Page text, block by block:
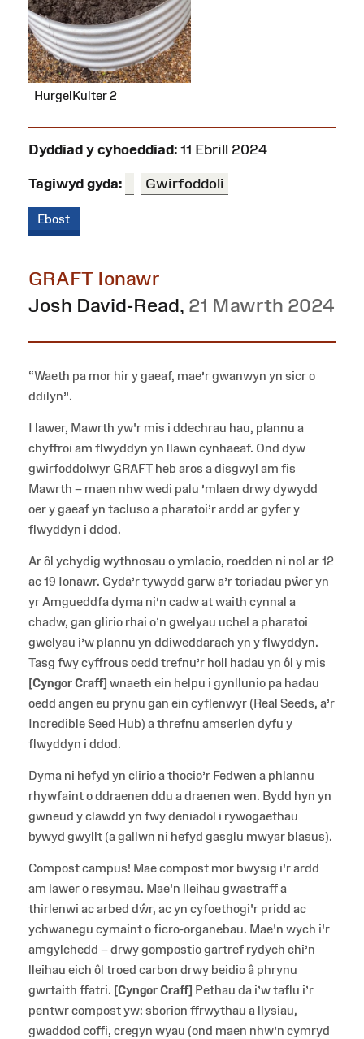
HurgelKulter 2
Dyddiad y cyhoeddiad: 11 Ebrill 2024
Tagiwyd gyda: Gwirfoddoli
Ebost
GRAFT Ionawr
Josh David-Read, 21 Mawrth 2024
“Waeth pa mor hir y gaeaf, mae’r gwanwyn yn sicr o
ddilyn”.
I lawer, Mawrth yw'r mis i ddechrau hau, plannu a
chyffroi am flwyddyn yn llawn cynhaeaf. Ond dyw
gwirfoddolwyr GRAFT heb aros a disgwyl am fis
Mawrth – maen nhw wedi palu ’mlaen drwy dywydd
oer y gaeaf yn tacluso a pharatoi’r ardd ar gyfer y
flwyddyn i ddod.
Ar ôl ychydig wythnosau o ymlacio, roedden ni nol ar 12
ac 19 Ionawr. Gyda’r tywydd garw a’r toriadau pŵer yn
yr Amgueddfa dyma ni’n cadw at waith cynnal a
chadw, gan glirio rhai o’n gwelyau uchel a pharatoi
gwelyau i’w plannu yn ddiweddarach yn y flwyddyn.
Tasg fwy cyffrous oedd trefnu’r holl hadau yn ôl y mis
[Cyngor Craff] wnaeth ein helpu i gynllunio pa hadau
oedd angen eu prynu gan ein cyflenwyr (Real Seeds, a’r
Incredible Seed Hub) a threfnu amserlen dyfu y
flwyddyn i ddod.
Dyma ni hefyd yn clirio a thocio’r Fedwen a phlannu
rhywfaint o ddraenen ddu a draenen wen. Bydd hyn yn
gwneud y clawdd yn fwy deniadol i rywogaethau
bywyd gwyllt (a gallwn ni hefyd gasglu mwyar blasus).
Compost campus! Mae compost mor bwysig i'r ardd
am lawer o resymau. Mae'n lleihau gwastraff a
thirlenwi ac arbed dŵr, ac yn cyfoethogi'r pridd ac
ychwanegu cymaint o ficro-organebau. Mae'n wych i'r
amgylchedd – drwy gompostio gartref rydych chi’n
lleihau eich ôl troed carbon drwy beidio â phrynu
gwrtaith ffatri. [Cyngor Craff] Pethau da i’w taflu i’r
pentwr compost yw: sborion ffrwythau a llysiau,
gwaddod coffi, cregyn wyau (ond maen nhw’n cymryd